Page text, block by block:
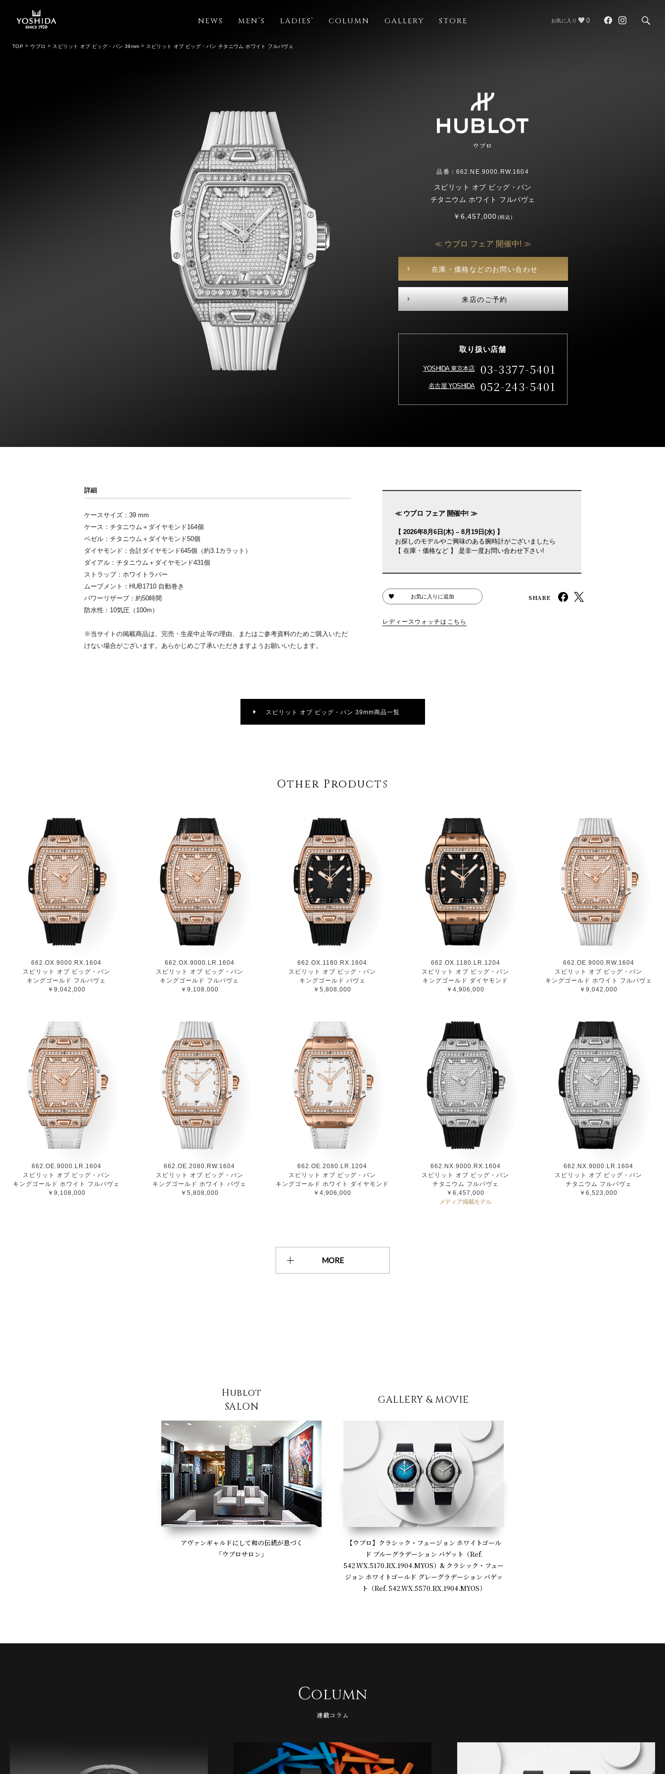
NEWS MEN’S LADIES’ COLUMN GALLERY STORE お気に入り 0
ウブロ
品番：662.NE.9000.RW.1604
スピリット オブ ビッグ・バン
チタニウム ホワイト フルパヴェ
￥6,457,000(税込)
≪ ウブロ フェア 開催中! ≫
在庫・価格などのお問い合わせ
来店のご予約
取り扱い店舗
YOSHIDA 東京本店 03-3377-5401
名古屋 YOSHIDA 052-243-5401
TOP ウブロ スピリット オブ ビッグ・バン 39mm スピリット オブ ビッグ・バン チタニウム ホワイト フルパヴェ
詳細
ケースサイズ：39 mm
ケース：チタニウム＋ダイヤモンド164個
ベゼル：チタニウム＋ダイヤモンド50個
ダイヤモンド：合計ダイヤモンド645個（約3.1カラット）
ダイアル：チタニウム＋ダイヤモンド431個
ストラップ：ホワイトラバー
ムーブメント：HUB1710 自動巻き
パワーリザーブ：約50時間
防水性：10気圧（100m）
※当サイトの掲載商品は、完売・生産中止等の理由、またはご参考資料のためご購入いただ
けない場合がございます。あらかじめご了承いただきますようお願いいたします。
≪ ウブロ フェア 開催中! ≫
【 2026年8月6日(木) – 8月19日(水) 】
お探しのモデルやご興味のある腕時計がございましたら
【 在庫・価格など 】 是非一度お問い合わせ下さい!
お気に入りに追加 SHARE
レディースウォッチはこちら
スピリット オブ ビッグ・バン 39mm商品一覧
Other Products
662.OX.9000.RX.1604
スピリット オブ ビッグ・バン
キングゴールド フルパヴェ
￥9,042,000
662.OX.9000.LR.1604
スピリット オブ ビッグ・バン
キングゴールド フルパヴェ
￥9,108,000
662.OX.1180.RX.1604
スピリット オブ ビッグ・バン
キングゴールド パヴェ
￥5,808,000
662.OX.1180.LR.1204
スピリット オブ ビッグ・バン
キングゴールド ダイヤモンド
￥4,906,000
662.OE.9000.RW.1604
スピリット オブ ビッグ・バン
キングゴールド ホワイト フルパヴェ
￥9,042,000
662.OE.9000.LR.1604
スピリット オブ ビッグ・バン
キングゴールド ホワイト フルパヴェ
￥9,108,000
662.OE.2080.RW.1604
スピリット オブ ビッグ・バン
キングゴールド ホワイト パヴェ
￥5,808,000
662.OE.2080.LR.1204
スピリット オブ ビッグ・バン
キングゴールド ホワイト ダイヤモンド
￥4,906,000
662.NX.9000.RX.1604
スピリット オブ ビッグ・バン
チタニウム フルパヴェ
￥6,457,000
メディア掲載モデル
662.NX.9000.LR.1604
スピリット オブ ビッグ・バン
チタニウム フルパヴェ
￥6,523,000
MORE
Hublot
SALON
アヴァンギャルドにして和の伝統が息づく
「ウブロサロン」
GALLERY & MOVIE
【ウブロ】クラシック・フュージョン ホワイトゴール
ド ブルーグラデーション バゲット（Ref.
542.WX.5170.RX.1904.MYOS）& クラシック・フュー
ジョン ホワイトゴールド グレーグラデーション バゲッ
ト（Ref. 542.WX.5570.RX.1904.MYOS）
Column
連載コラム